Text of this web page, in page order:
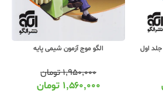
مهروماه لقمه طلایی مفاهیم شیمی کنکور
۲۹۰,۰۰۰تومان
۲۲۹,۰۰۰تومان